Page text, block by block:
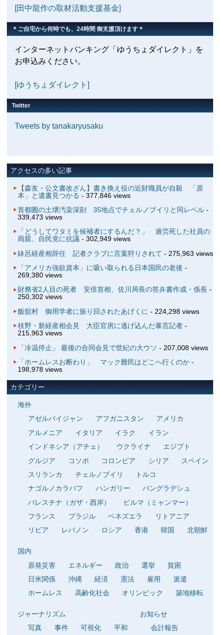
[田中龍作の取材活動支援基金]
＊ご自宅から何時でも、24時間 御支援頂けます＊
インターネットバンキング「ゆうちょダイレクト」を
お申込みください。
[ゆうちょダイレクト]
Twitter
Tweets by tanakaryusaku
アクセスの多い記事
【森友・公文書改ざん】書き換え役の近財職員が自殺 「原
本」と遺書見つかる - 377,846 views
首都圏の土壌汚染深刻 35地点でチェルノブイリと同レベル-
339,473 views
「どうしてワタミを候補者にするんだ？」 過労死した社員の
両親、自民党に抗議- 302,949 views
鉢呂経産相辞任 記者クラブに言葉狩りされて - 275,963 views
「アメリカ強欲資本」に吸い取られる日本国民の老後 -
269,380 views
財務省2人目の死者 安倍首相、佐川局長の答弁書作成・係長-
250,302 views
飯舘村 御用学者に振り回されたあげくに - 224,298 views
枝野・新経産相会見 大臣官房に逃げ込んだ暴言記者-
215,963 views
「冷温停止」 最後の合同会見で世紀の大ウソ - 207,008 views
「ホームレスお断わり」 マック難民はどこへ行くのか-
198,978 views
カテゴリー
海外
アゼルバイジャン
アフガニスタン
アメリカ
アルメニア
イタリア イラク
イラン
インドネシア（アチェ）
ウクライナ
エジプト
グルジア
コソボ コロンビア シリア
スペイン
スリランカ
チェルノブイリ
トルコ
ナゴルノカラバフ
ハンガリー
バングラデシュ
パレスチナ（ガザ・西岸）
ビルマ（ミャンマー）
フランス
ブラジル ベネズエラ
リトアニア
リビア
レバノン ロシア 香港 韓国 北朝鮮
国内
原発災害
エネルギー 政治 選挙
貧困
日米関係
沖縄 経済 憲法 雇用
派遣
ホームレス
高齢化社会 オリンピック 築地移転
ジャーナリズム
写真
事件 可視化 平和
お知らせ
会計報告